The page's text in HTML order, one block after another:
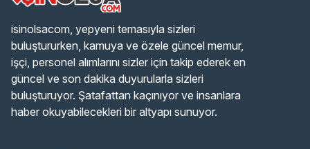
isinolsacom, yepyeni temasıyla sizleri
buluştururken, kamuya ve özele güncel memur,
işçi, personel alımlarını sizler için takip ederek en
güncel ve son dakika duyurularla sizleri
buluşturuyor. Şatafattan kaçınıyor ve insanlara
haber okuyabilecekleri bir altyapı sunuyor.